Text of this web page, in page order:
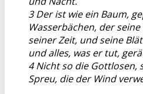
3 Der ist wie ein Baum,
Wasserbächen, der
seiner Zeit, und seine
und alles, was er tut,
4 Nicht so die Gottlosen,
Spreu, die der Wind